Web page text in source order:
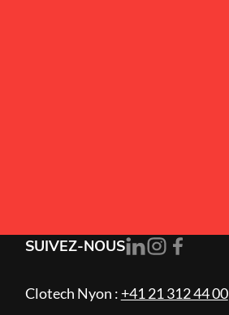
SUIVEZ-NOUS
Clotech Nyon : +41 21 312 44 00